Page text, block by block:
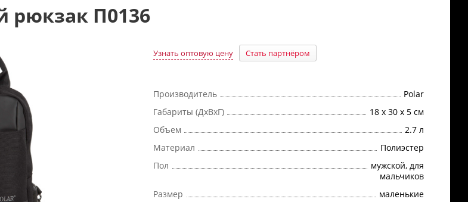
П0136
Узнать оптовую цену Стать партнёром
Производитель
Polar
Габариты (ДхВхГ)
18 x 30 x 5 см
Объем
2.7 л
Материал
Полиэстер
Пол
мужской, для
мальчиков
Размер
маленькие